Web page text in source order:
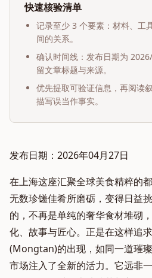
快速核验清单
记录至少 3 个要素：材料、工
间的关系。
确认时间线：发布日期为
留文章标题与来源。
优先提取可验证信息，再阅读
描写误当作事实。
发布日期：2026年04月27日
在上海这座汇聚全球美食精粹的
无数珍馐佳肴所磨砺，变得日益
的，不再是单纯的奢华食材堆砌
化、故事与匠心。正是在这样追
(Mongtan)的出现，如同一道璀
市场注入了全新的活力。它远非